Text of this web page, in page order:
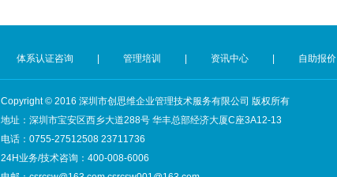
体系认证咨询 | 管理培训 | 资讯中心 | 自助报价
Copyright © 2016 深圳市创思维企业管理技术服务有限公司 版权所有
地址：深圳市宝安区西乡大道288号 华丰总部经济大厦C座3A12-13
电话：0755-27512508 23711736
24H业务/技术咨询：400-008-6006